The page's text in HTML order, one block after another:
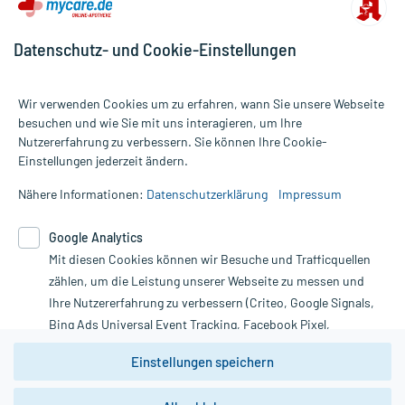
Alle Preise gelten inkl. MwSt., ggf. zzgl. Versandkosten
Informationen auf dieser Website werden ausschließlich für
die Untersuchung und Behandlung durch einen Arzt. Bitte
Therapien eingeleitet werden können. | Diese Webseite benutzt
Google Analytics. Lesen Sie bitte dazu die wichtigen Hinweise in
unserer Datenschutzerklärung. Für den Widerruf einer Bestellung
nutzen Sie das Formular:
Vertrag widerrufen
Datenschutz- und Cookie-Einstellungen
Wir verwenden Cookies um zu erfahren, wann Sie unsere Webseite
besuchen und wie Sie mit uns interagieren, um Ihre
Nutzererfahrung zu verbessern. Sie können Ihre Cookie-
Einstellungen jederzeit ändern.
Nähere Informationen: Datenschutzerklärung Impressum
Google Analytics
Mit diesen Cookies können wir Besuche und Trafficquellen
zählen, um die Leistung unserer Webseite zu messen und
Ihre Nutzererfahrung zu verbessern (Criteo, Google Signals,
Bing Ads Universal Event Tracking, Facebook Pixel,
Youtube-Social Plugin).
Wir weisen darauf hin, dass die
Einstellungen speichern